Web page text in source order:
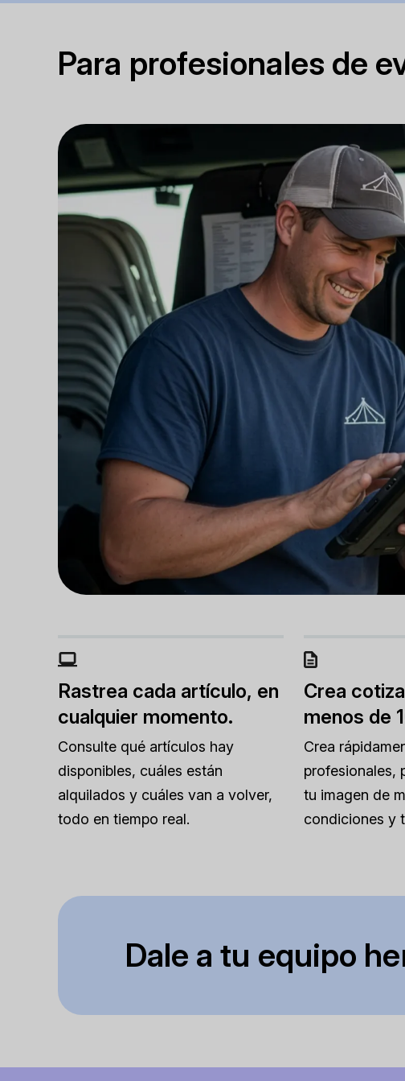
Para profesionales de
Rastrea cada artículo, en
cualquier momento.
Consulte qué artículos hay
disponibles, cuáles están
alquilados y cuáles van a volver,
todo en tiempo real.
Crea
menos de
Crea
profesionales,
tu imagen de
condiciones y
Dale a tu equipo